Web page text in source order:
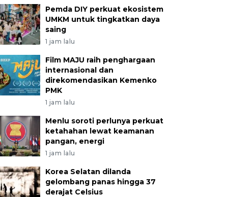
Pemda DIY perkuat ekosistem
UMKM untuk tingkatkan daya
saing
1 jam lalu
Film MAJU raih penghargaan
internasional dan
direkomendasikan Kemenko
PMK
1 jam lalu
Menlu soroti perlunya perkuat
ketahahan lewat keamanan
pangan, energi
1 jam lalu
Korea Selatan dilanda
gelombang panas hingga 37
derajat Celsius